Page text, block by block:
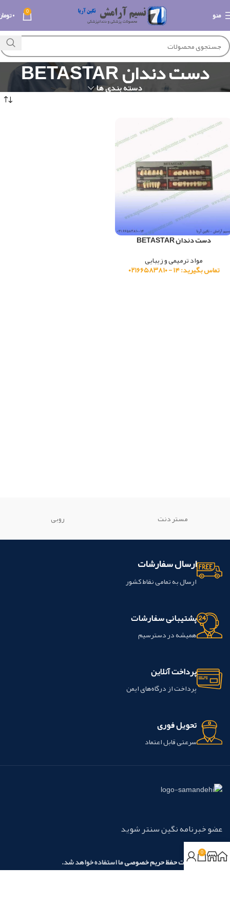
منو 0 ۰
دست دندان BETASTARدسته بندی ها
دست دندان BETASTAR
مواد ترمیمی و زیبایی
تماس بگیرید: ۱۴ - ۰۲۱۶۶۵۸۳۸۱۰
مستر دنت روبی
ارسال سفارشات
ارسال به تمامی نقاط کشور
پشتیبانی سفارشات
همیشه در دسترسیم
پرداخت آنلاین
پرداخت از درگاه‌های ایمن
تحویل فوری
سرعتی قابل اعتماد
عضو خبرنامه نگین سنتر شوید
مطابق باسیاست حفظ حریم خصوصیما استفاده خواهد شد.
0